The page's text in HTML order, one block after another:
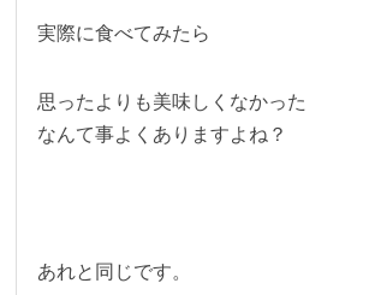
実際に食べてみたら
思ったよりも美味しくなかった
なんて事よくありますよね？
あれと同じです。